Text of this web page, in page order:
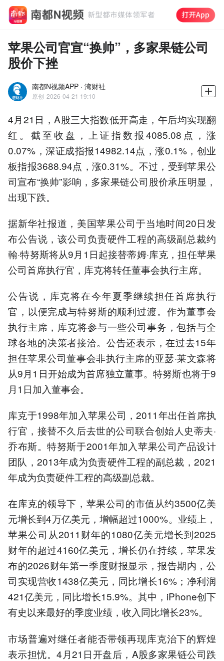
苹果公司官宣“换帅”，多家果链公司
股价下挫
南都N视频APP · 湾财社
原创 2026-04-21 19:10
4月21日，A股三大指数低开高走，午后均实现翻
红。截至收盘，上证指数报4085.08点，涨
0.07%，深证成指报14982.14点，涨0.1%，创业
板指报3688.94点，涨0.31%。不过，受到苹果公
司宣布“换帅”影响，多家果链公司股价承压明显，
出现下跌。
据新华社报道，美国苹果公司于当地时间20日发
布公告说，该公司负责硬件工程的高级副总裁约
翰·特努斯将从9月1日起接替蒂姆·库克，担任苹果
公司首席执行官，库克将转任董事会执行主席。
公告说，库克将在今年夏季继续担任首席执行
官，以便完成与特努斯的顺利过渡。作为董事会
执行主席，库克将参与一些公司事务，包括与全
球各地的决策者接洽。公告还表示，在过去15年
担任苹果公司董事会非执行主席的亚瑟·莱文森将
从9月1日开始成为首席独立董事。特努斯也将于9
月1日加入董事会。
库克于1998年加入苹果公司，2011年出任首席执
行官，接替不久后去世的公司联合创始人史蒂夫·
乔布斯。特努斯于2001年加入苹果公司产品设计
团队，2013年成为负责硬件工程的副总裁，2021
年成为负责硬件工程的高级副总裁。
在库克的领导下，苹果公司的市值从约3500亿美
元增长到4万亿美元，增幅超过1000%。业绩上，
苹果公司从2011财年的1080亿美元增长到2025
财年的超过4160亿美元，增长仍在持续，苹果发
布的2026财年第一季度财报显示，报告期内，公
司实现营收1438亿美元，同比增长16%；净利润
421亿美元，同比增长15.9%。其中，iPhone创下
有史以来最好的季度业绩，收入同比增长23%。
市场普遍对继任者能否带领再现库克治下的辉煌
表示担忧。4月21日开盘后，A股多家果链公司跌